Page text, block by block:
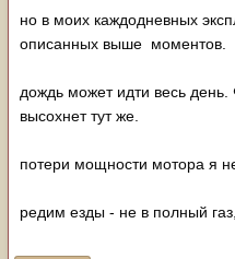
но в моих каждодневных
описанных выше моментов.
дождь может идти весь день.
высохнет тут же.
потери мощности мотора я
редим езды - не в полный